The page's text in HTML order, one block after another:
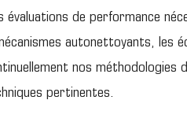
de performance
autonettoyants, les
nos méthodologies
pertinentes.